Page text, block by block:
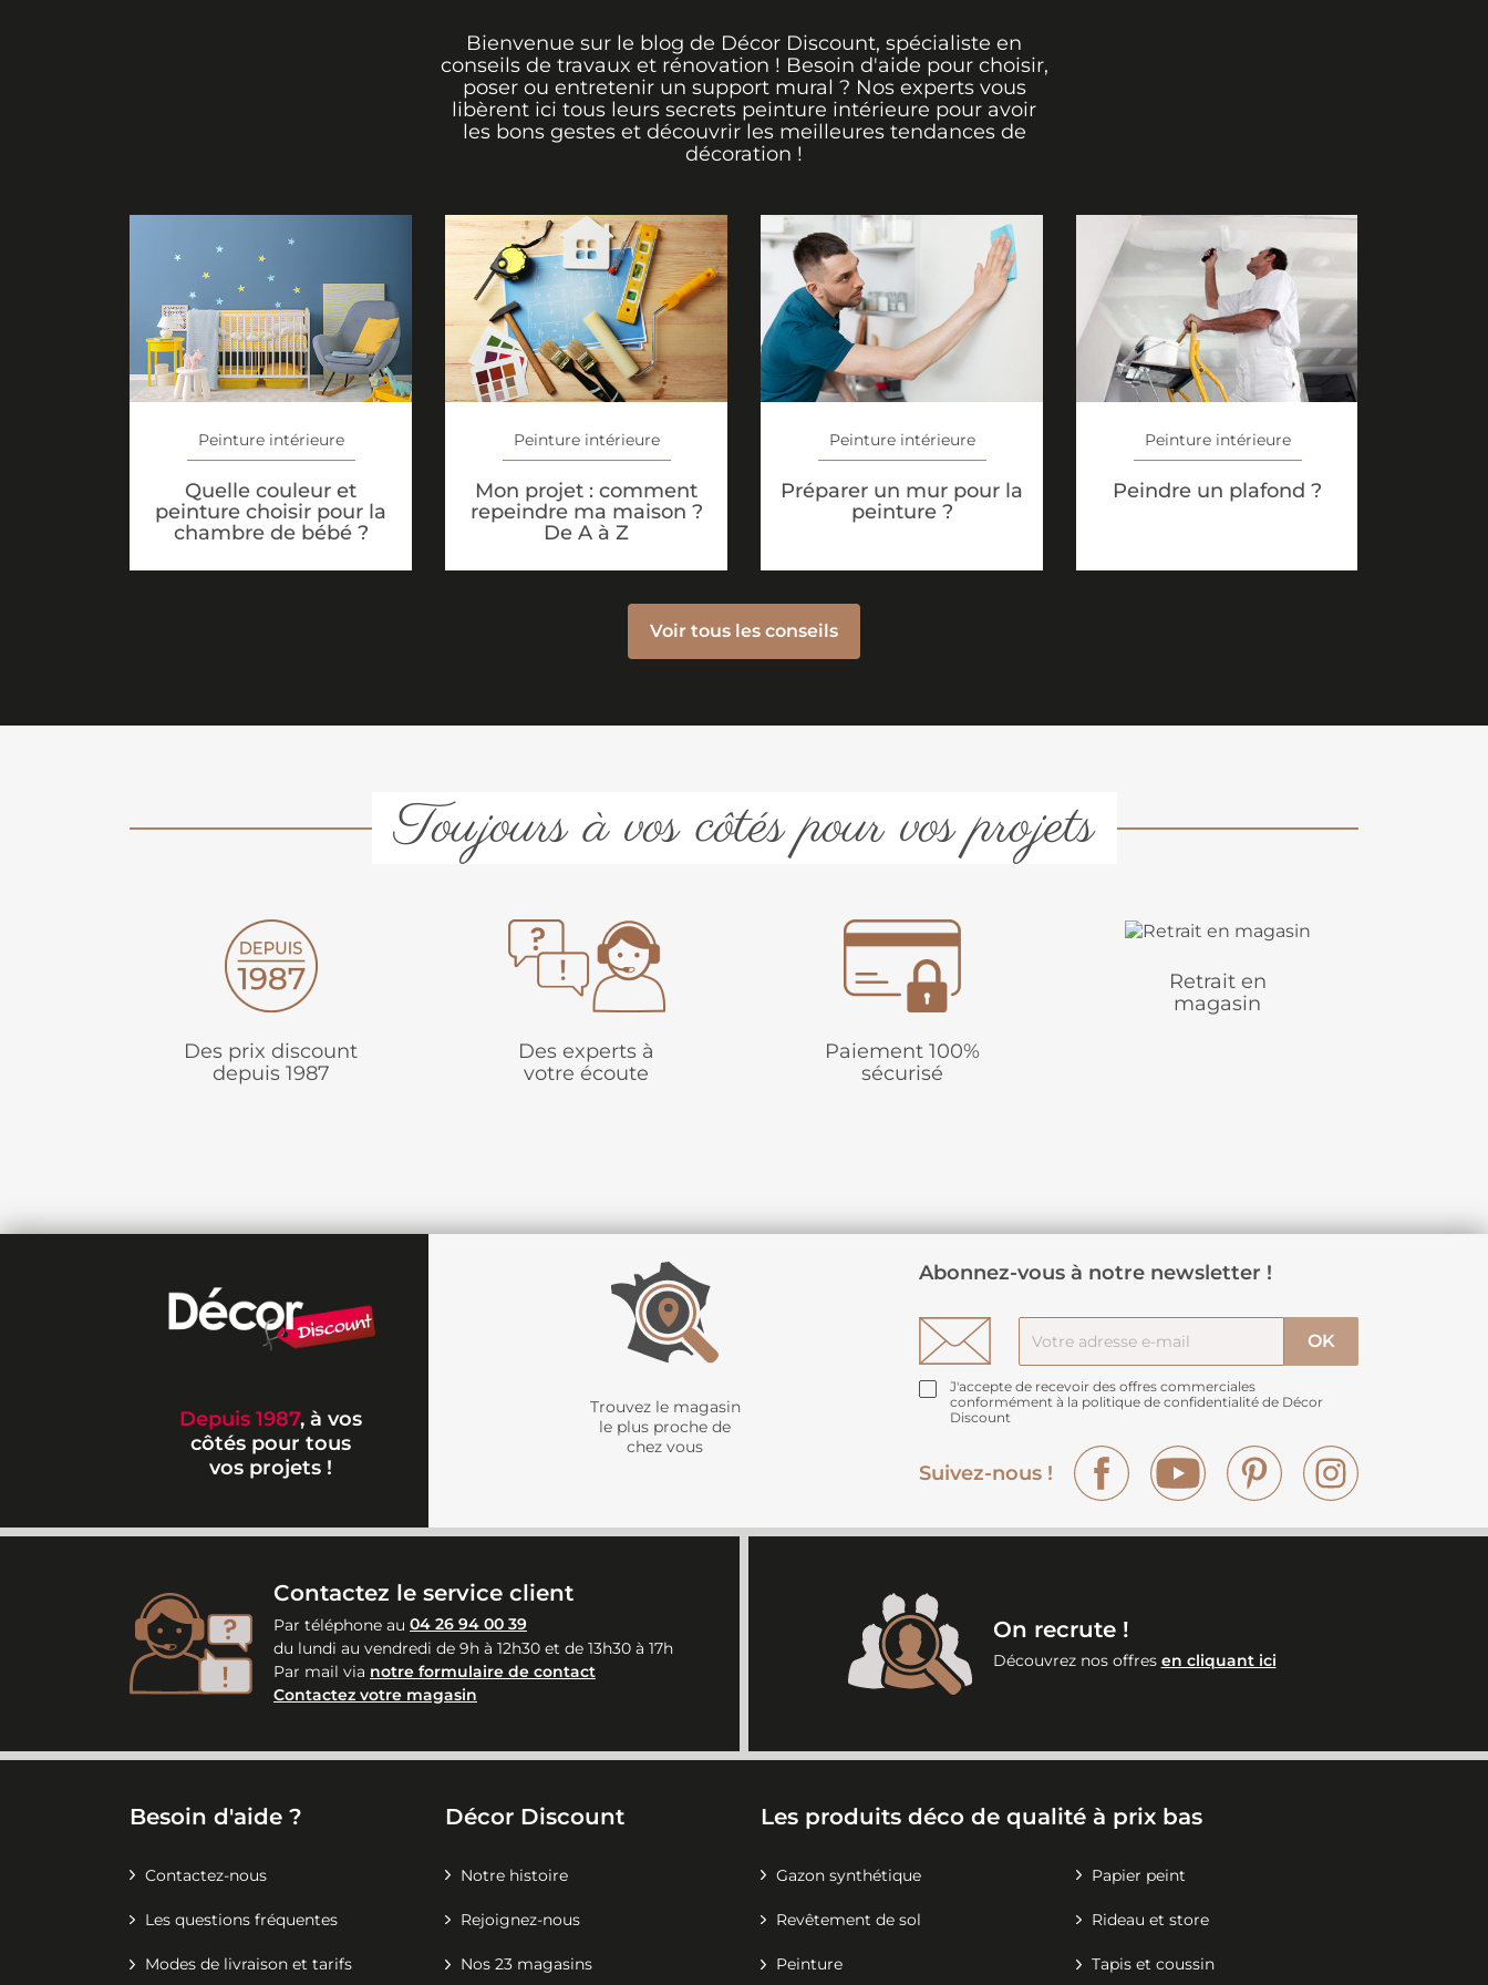
Bienvenue sur le blog de Décor Discount, spécialiste en
conseils de travaux et rénovation ! Besoin d'aide pour choisir,
poser ou entretenir un support mural ? Nos experts vous
libèrent ici tous leurs secrets peinture intérieure pour avoir
les bons gestes et découvrir les meilleures tendances de
décoration !
Peinture intérieure
Quelle couleur et
peinture choisir pour la
chambre de bébé ?
Peinture intérieure
Mon projet : comment
repeindre ma maison ?
De A à Z
Peinture intérieure
Préparer un mur pour la
peinture ?
Peinture intérieure
Peindre un plafond ?
Voir tous les conseils
Toujours à vos côtés pour vos projets
Des prix discount
depuis 1987
Des experts à
votre écoute
Paiement 100%
sécurisé
Retrait en
magasin
Depuis 1987, à vos
côtés pour tous
vos projets !
Trouvez le magasin
le plus proche de
chez vous
Abonnez-vous à notre newsletter !
J'accepte de recevoir des offres commerciales
conformément à la politique de confidentialité de Décor
Discount
Suivez-nous !
Facebook YouTube Pinterest
Contactez le service client
Par téléphone au 04 26 94 00 39
du lundi au vendredi de 9h à 12h30 et de 13h30 à 17h
Par mail via notre formulaire de contact
Contactez votre magasin
On recrute !
Découvrez nos offres en cliquant ici
Besoin d'aide ?
Contactez-nous
Les questions fréquentes
Modes de livraison et tarifs
Décor Discount
Notre histoire
Rejoignez-nous
Nos 23 magasins
Les produits déco de qualité à prix bas
Gazon synthétique Papier peint
Revêtement de sol Rideau et store
Peinture Tapis et coussin